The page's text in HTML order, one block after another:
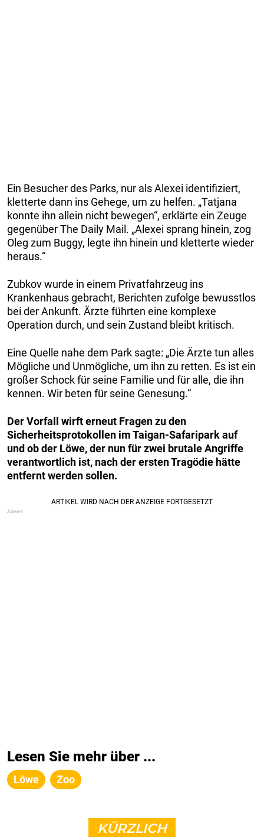
Ein Besucher des Parks, nur als Alexei identifiziert,
kletterte dann ins Gehege, um zu helfen. „Tatjana
konnte ihn allein nicht bewegen“, erklärte ein Zeuge
gegenüber The Daily Mail. „Alexei sprang hinein, zog
Oleg zum Buggy, legte ihn hinein und kletterte wieder
heraus.“
Zubkov wurde in einem Privatfahrzeug ins
Krankenhaus gebracht, Berichten zufolge bewusstlos
bei der Ankunft. Ärzte führten eine komplexe
Operation durch, und sein Zustand bleibt kritisch.
Eine Quelle nahe dem Park sagte: „Die Ärzte tun alles
Mögliche und Unmögliche, um ihn zu retten. Es ist ein
großer Schock für seine Familie und für alle, die ihn
kennen. Wir beten für seine Genesung.“
Der Vorfall wirft erneut Fragen zu den
Sicherheitsprotokollen im Taigan-Safaripark auf
und ob der Löwe, der nun für zwei brutale Angriffe
verantwortlich ist, nach der ersten Tragödie hätte
entfernt werden sollen.
Lesen Sie mehr über ...
Löwe Zoo
KÜRZLICH